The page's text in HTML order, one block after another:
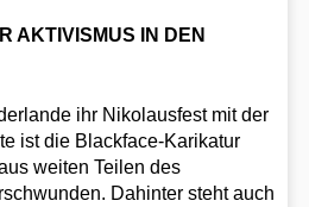
AKTIVISMUS IN DEN
ihr Nikolausfest mit der
ist die Blackface-Karikatur
weiten Teilen des
Dahinter steht auch